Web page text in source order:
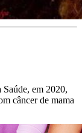
em 2020,
câncer de mama